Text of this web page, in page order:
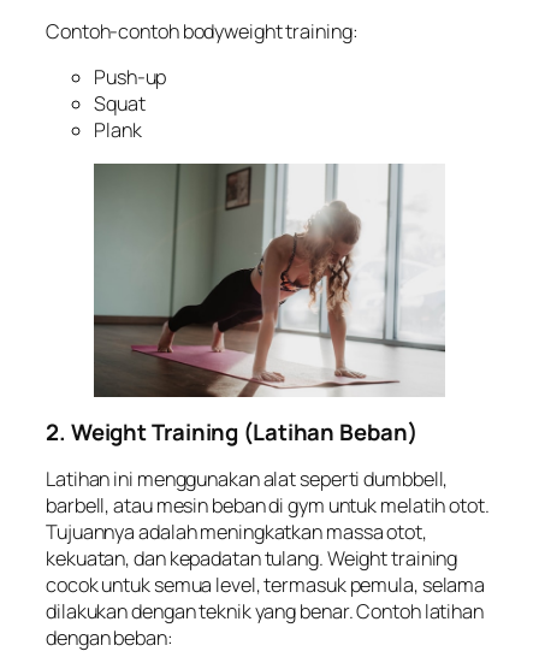
Contoh-contoh bodyweight training:
Push-up
Squat
Plank
2. Weight Training (Latihan Beban)
Latihan ini menggunakan alat seperti dumbbell,
barbell, atau mesin beban di gym untuk melatih otot.
Tujuannya adalah meningkatkan massa otot,
kekuatan, dan kepadatan tulang. Weight training
cocok untuk semua level, termasuk pemula, selama
dilakukan dengan teknik yang benar. Contoh latihan
dengan beban: